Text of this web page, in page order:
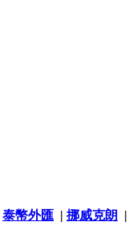
泰幣外匯 | 挪威克朗 |